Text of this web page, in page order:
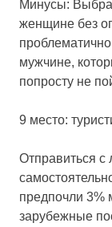
Минусы:
женщине без
мужчине,
попросту не
9 место:
Отправиться
предпочли 3%
зарубежные